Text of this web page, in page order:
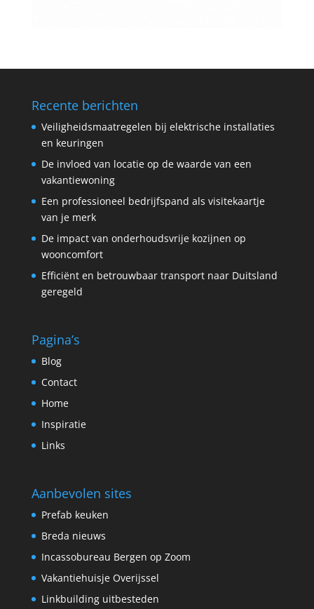
Recente berichten
Veiligheidsmaatregelen bij elektrische installaties
en keuringen
De invloed van locatie op de waarde van een
vakantiewoning
Een professioneel bedrijfspand als visitekaartje
van je merk
De impact van onderhoudsvrije kozijnen op
wooncomfort
Efficiënt en betrouwbaar transport naar Duitsland
geregeld
Pagina’s
Blog
Contact
Home
Inspiratie
Links
Aanbevolen sites
Prefab keuken
Breda nieuws
Incassobureau Bergen op Zoom
Vakantiehuisje Overijssel
Linkbuilding uitbesteden